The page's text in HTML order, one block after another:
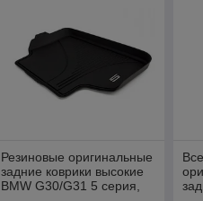
Резиновые оригинальные
задние коврики высокие
BMW G30/G31 5 серия,